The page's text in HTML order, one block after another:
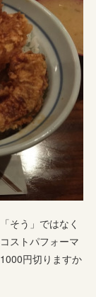
そう」ではなく
ストパフォーマ
円切りますか